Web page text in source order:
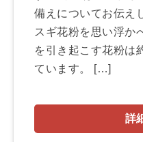
備えについてお伝え
スギ花粉を思い浮か
を引き起こす花粉は
ています。 […]
詳